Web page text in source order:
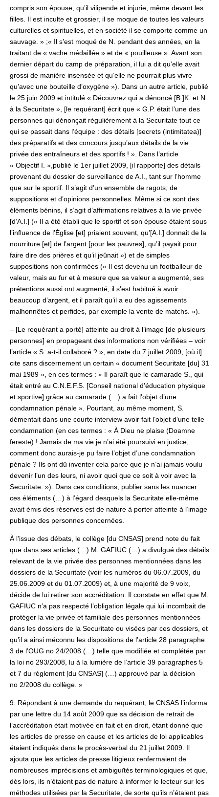
compris son épouse, qu’il vilipende et injurie, même devant les
filles. Il est inculte et grossier, il se moque de toutes les valeurs
culturelles et spirituelles, et en société il se comporte comme un
sauvage. » ;« Il s’est moqué de N. pendant des années, en la
traitant de « vache médaillée » et de « pouilleuse ». Avant son
dernier départ du camp de préparation, il lui a dit qu’elle avait
grossi de manière insensée et qu’elle ne pourrait plus vivre
qu’avec une bouteille d’oxygène »). Dans un autre article, publié
le 25 juin 2009 et intitulé « Découvrez qui a dénoncé [B.]K. et N.
à la Securitate », [le requérant] écrit que « G.P. était l’une des
personnes qui dénonçait régulièrement à la Securitate tout ce
qui se passait dans l’équipe : des détails [secrets (intimitatea)]
des préparatifs et des concours jusqu’aux détails de la vie
privée des entraîneurs et des sportifs ! ». Dans l’article
« Objectif I. »,publié le 1er juillet 2009, [il rapporte] des détails
provenant du dossier de surveillance de A.I., tant sur l’homme
que sur le sportif. Il s’agit d’un ensemble de ragots, de
suppositions et d’opinions personnelles. Même si ce sont des
éléments bénins, il s’agit d’affirmations relatives à la vie privée
[d’A.I.] (« Il a été établi que le sportif et son épouse étaient sous
l’influence de l’Église [et] priaient souvent, qu’[A.I.] donnait de la
nourriture [et] de l’argent [pour les pauvres], qu’il payait pour
faire dire des prières et qu’il jeûnait ») et de simples
suppositions non confirmées (« Il est devenu un footballeur de
valeur, mais au fur et à mesure que sa valeur a augmenté, ses
prétentions aussi ont augmenté, il s’est habitué à avoir
beaucoup d’argent, et il paraît qu’il a eu des agissements
malhonnêtes et perfides, par exemple la vente de matchs. »).
– [Le requérant a porté] atteinte au droit à l’image [de plusieurs
personnes] en propageant des informations non vérifiées – voir
l’article « S. a-t-il collaboré ? », en date du 7 juillet 2009, [où il]
cite sans discernement un certain « document Securitate [du] 31
mai 1989 », en ces termes : « Il paraît que le camarade S., qui
était entré au C.N.E.F.S. [Conseil national d’éducation physique
et sportive] grâce au camarade (…) a fait l’objet d’une
condamnation pénale ». Pourtant, au même moment, S.
démentait dans une courte interview avoir fait l’objet d’une telle
condamnation (en ces termes : « À Dieu ne plaise (Doamne
fereste) ! Jamais de ma vie je n’ai été poursuivi en justice,
comment donc aurais-je pu faire l’objet d’une condamnation
pénale ? Ils ont dû inventer cela parce que je n’ai jamais voulu
devenir l’un des leurs, ni avoir quoi que ce soit à voir avec la
Securitate. »). Dans ces conditions, publier sans les nuancer
ces éléments (…) à l’égard desquels la Securitate elle-même
avait émis des réserves est de nature à porter atteinte à l’image
publique des personnes concernées.
À l’issue des débats, le collège [du CNSAS] prend note du fait
que dans ses articles (…) M. GAFIUC (…) a divulgué des détails
relevant de la vie privée des personnes mentionnées dans les
dossiers de la Securitate (voir les numéros du 06.07.2009, du
25.06.2009 et du 01.07.2009) et, à une majorité de 9 voix,
décide de lui retirer son accréditation. Il constate en effet que M.
GAFIUC n’a pas respecté l’obligation légale qui lui incombait de
protéger la vie privée et familiale des personnes mentionnées
dans les dossiers de la Securitate ou visées par ces dossiers, et
qu’il a ainsi méconnu les dispositions de l’article 28 paragraphe
3 de l’OUG no 24/2008 (…) telle que modifiée et complétée par
la loi no 293/2008, lu à la lumière de l’article 39 paragraphes 5
et 7 du règlement [du CNSAS] (…) approuvé par la décision
no 2/2008 du collège. »
9. Répondant à une demande du requérant, le CNSAS l’informa
par une lettre du 14 août 2009 que sa décision de retrait de
l’accréditation était motivée en fait et en droit, étant donné que
les articles de presse en cause et les articles de loi applicables
étaient indiqués dans le procès-verbal du 21 juillet 2009. Il
ajouta que les articles de presse litigieux renfermaient de
nombreuses imprécisions et ambiguïtés terminologiques et que,
dès lors, ils n’étaient pas de nature à informer le lecteur sur les
méthodes utilisées par la Securitate, de sorte qu’ils n’étaient pas